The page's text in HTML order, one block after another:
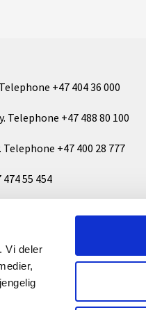
Vi deler
+47 404 36 000
Telephone +47488 80 100
Telephone +47400 28 777
474 55 454